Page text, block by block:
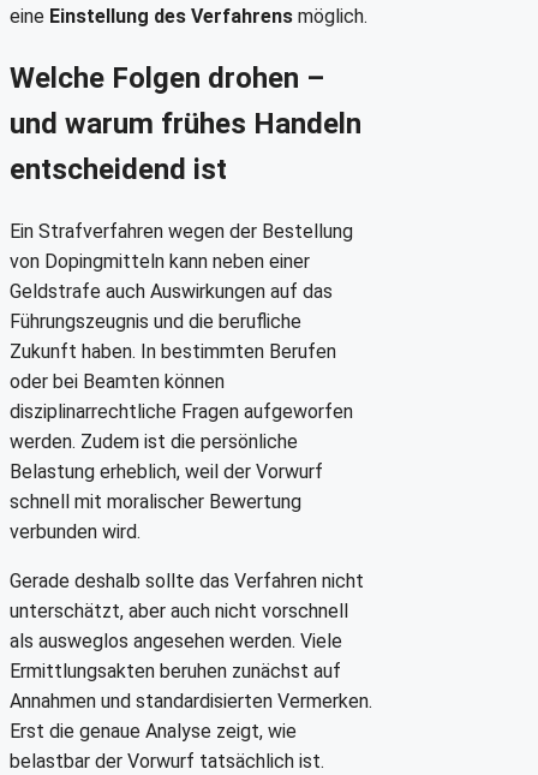
eine Einstellung des Verfahrens möglich.
Welche Folgen drohen –
und warum frühes Handeln
entscheidend ist
Ein Strafverfahren wegen der Bestellung
von Dopingmitteln kann neben einer
Geldstrafe auch Auswirkungen auf das
Führungszeugnis und die berufliche
Zukunft haben. In bestimmten Berufen
oder bei Beamten können
disziplinarrechtliche Fragen aufgeworfen
werden. Zudem ist die persönliche
Belastung erheblich, weil der Vorwurf
schnell mit moralischer Bewertung
verbunden wird.
Gerade deshalb sollte das Verfahren nicht
unterschätzt, aber auch nicht vorschnell
als ausweglos angesehen werden. Viele
Ermittlungsakten beruhen zunächst auf
Annahmen und standardisierten Vermerken.
Erst die genaue Analyse zeigt, wie
belastbar der Vorwurf tatsächlich ist.